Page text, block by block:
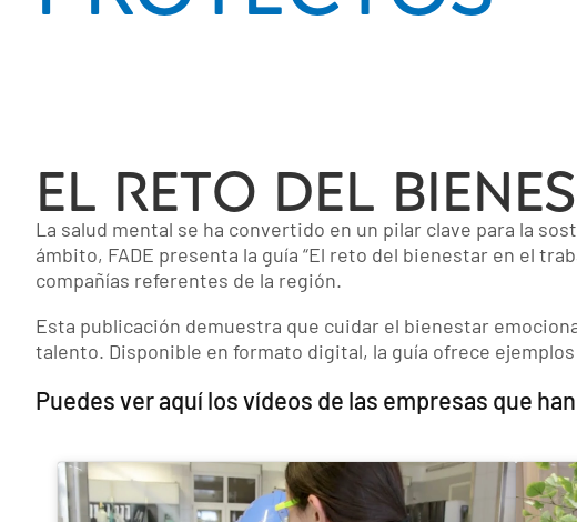
El reto del
La salud mental se ha convertido en un pilar clave para la
ámbito, FADE presenta la guía “El reto del bienestar en el
compañías referentes de la región.
Esta publicación demuestra que cuidar el bienestar
talento. Disponible en formato digital, la guía ofrece
Puedes ver aquí los vídeos de las empresas que